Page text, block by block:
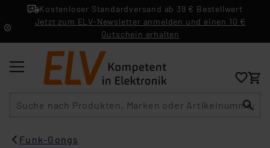
Kostenloser Standardversand ab 39 € Bestellwert
Jetzt zum ELV-Newsletter anmelden und einen 10 €
Gutschein erhalten
Funk-Gongs